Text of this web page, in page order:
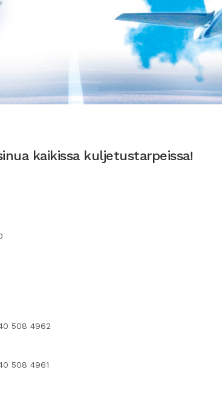
kaikissa kuljetustarpeissa!
508 4962
508 4961